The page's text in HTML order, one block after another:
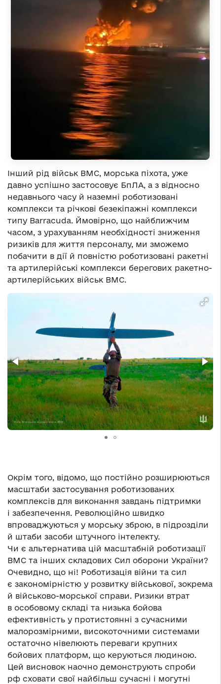
Інший рід військ ВМС, морська піхота, уже
давно успішно застосовує БпЛА, а з відносно
недавнього часу й наземні роботизовані
комплекси та річкові безекіпажні комплекси
типу Barracuda. Ймовірно, що найближчим
часом, з урахуванням необхідності зниження
ризиків для життя персоналу, ми зможемо
побачити в дії й повністю роботизовані ракетні
та артилерійські комплекси берегових ракетно-
артилерійських військ ВМС.
Окрім того, відомо, що постійно розширюються
масштаби застосування роботизованих
комплексів для виконання завдань підтримки
і забезпечення. Революційно швидко
впроваджуються у морську зброю, в підрозділи
й штаби засоби штучного інтелекту.
Чи є альтернатива цій масштабній роботизації
ВМС та інших складових Сил оборони України?
Очевидно, що ні! Роботизація війни та сил
є закономірністю у розвитку військової, зокрема
й військово-морської справи. Ризики втрат
в особовому складі та низька бойова
ефективність у протистоянні з сучасними
малорозмірними, високоточними системами
остаточно нівелюють переваги крупних
бойових платформ, що керуються людиною.
Цей висновок наочно демонструють спроби
рф сховати свої найбільш сучасні і могутні